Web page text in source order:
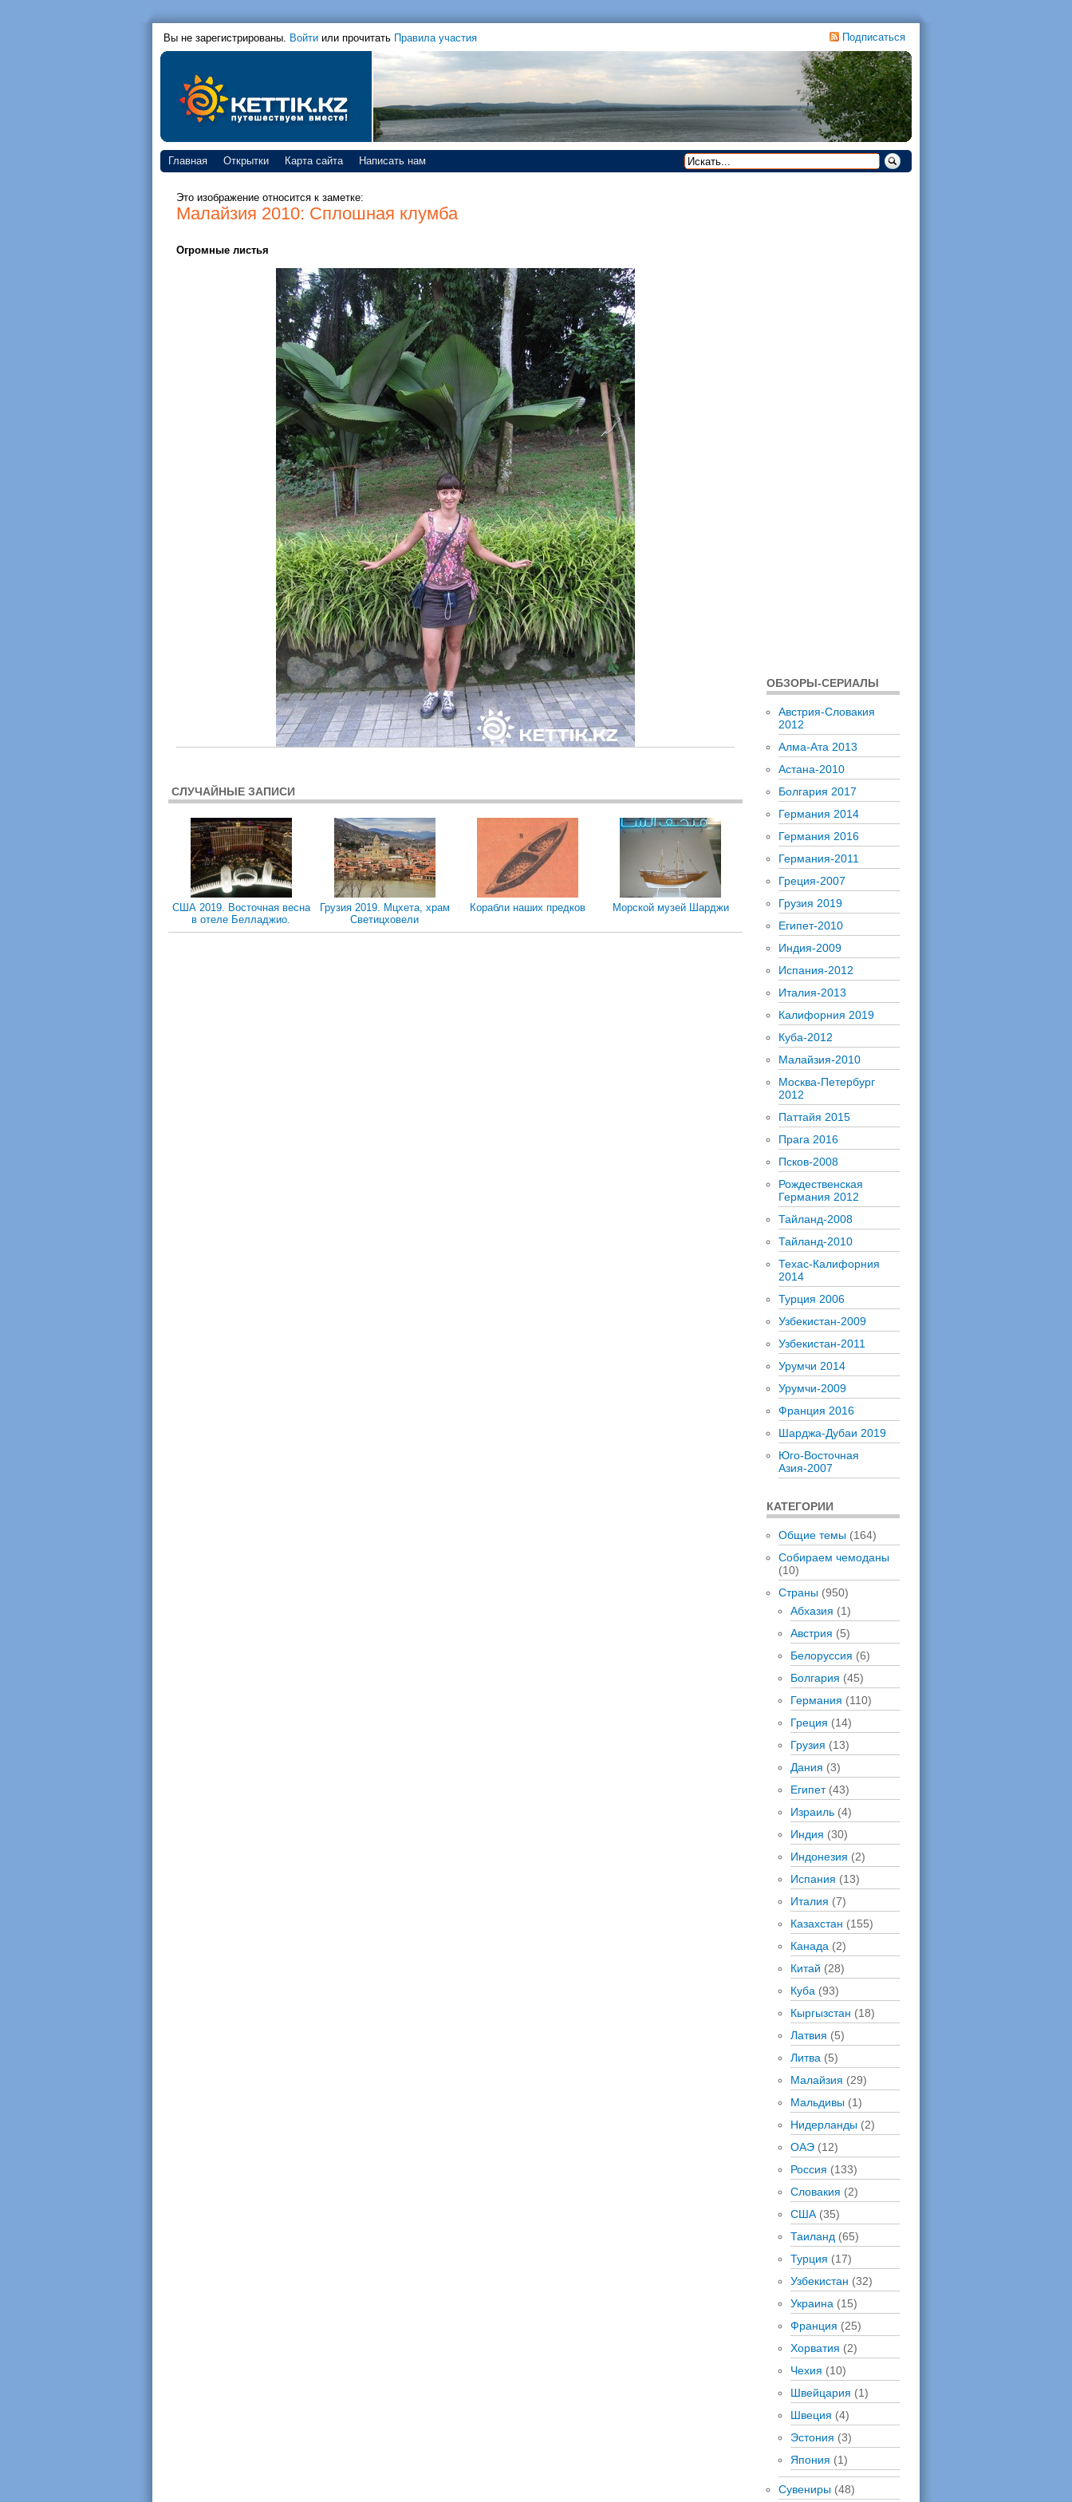
Вы не зарегистрированы. Войти или прочитать Правила участия Подписаться
Главная Открытки Карта сайта Написать нам
Это изображение относится к заметке:
Малайзия 2010: Сплошная клумба
Огромные листья
СЛУЧАЙНЫЕ ЗАПИСИ
CША 2019. Восточная весна
в отеле Белладжио.
Грузия 2019. Мцхета, храм
Светицховели
Корабли наших предков Морской музей Шарджи
ОБЗОРЫ-СЕРИАЛЫ
Австрия-Словакия
2012
Алма-Ата 2013
Астана-2010
Болгария 2017
Германия 2014
Германия 2016
Германия-2011
Греция-2007
Грузия 2019
Египет-2010
Индия-2009
Испания-2012
Италия-2013
Калифорния 2019
Куба-2012
Малайзия-2010
Москва-Петербург
2012
Паттайя 2015
Прага 2016
Псков-2008
Рождественская
Германия 2012
Тайланд-2008
Тайланд-2010
Техас-Калифорния
2014
Турция 2006
Узбекистан-2009
Узбекистан-2011
Урумчи 2014
Урумчи-2009
Франция 2016
Шарджа-Дубаи 2019
Юго-Восточная
Азия-2007
КАТЕГОРИИ
Общие темы (164)
Собираем чемоданы
(10)
Страны (950)
Абхазия (1)
Австрия (5)
Белоруссия (6)
Болгария (45)
Германия (110)
Греция (14)
Грузия (13)
Дания (3)
Египет(43)
Израиль (4)
Индия (30)
Индонезия (2)
Испания (13)
Италия (7)
Казахстан (155)
Канада (2)
Китай (28)
Куба (93)
Кыргызстан (18)
Латвия (5)
Литва (5)
Малайзия (29)
Мальдивы (1)
Нидерланды (2)
ОАЭ (12)
Россия (133)
Словакия (2)
США (35)
Таиланд (65)
Турция (17)
Узбекистан (32)
Украина (15)
Франция (25)
Хорватия (2)
Чехия (10)
Швейцария (1)
Швеция (4)
Эстония (3)
Япония (1)
Сувениры (48)